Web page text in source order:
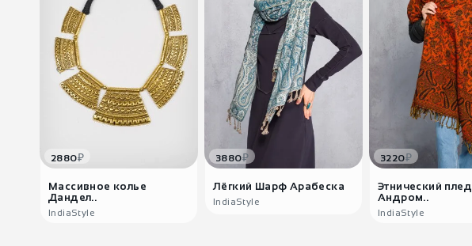
2880₽
Массивное колье
Дандел..
IndiaStyle
3880₽
Лёгкий Шарф Арабеска
IndiaStyle
3220₽
Этнический плед
Андром..
IndiaStyle